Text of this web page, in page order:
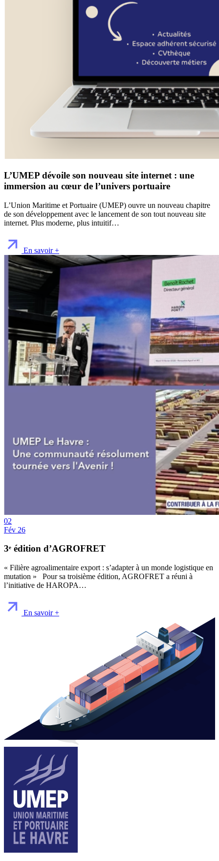
L’UMEP dévoile son nouveau site internet : une
immersion au cœur de l’univers portuaire
L’Union Maritime et Portuaire (UMEP) ouvre un nouveau chapitre
de son développement avec le lancement de son tout nouveau site
internet. Plus moderne, plus intuitif…
En savoir +
02
Fév 26
3ᵉ édition d’AGROFRET
« Filière agroalimentaire export : s’adapter à un monde logistique en
mutation » Pour sa troisième édition, AGROFRET a réuni à
l’initiative de HAROPA…
En savoir +